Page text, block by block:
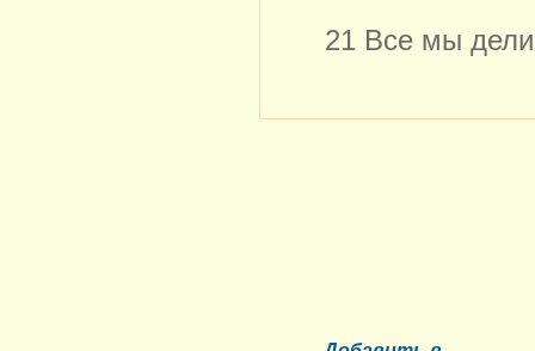
21 Все мы